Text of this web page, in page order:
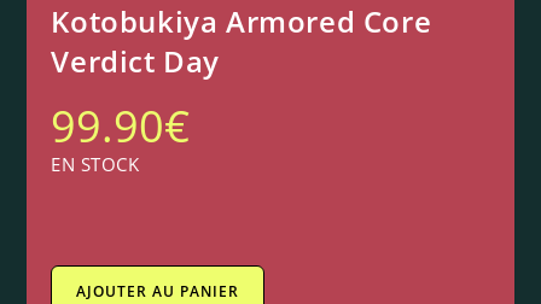
Kotobukiya Armored Core
Verdict Day
99.90€
EN STOCK
AJOUTER AU PANIER